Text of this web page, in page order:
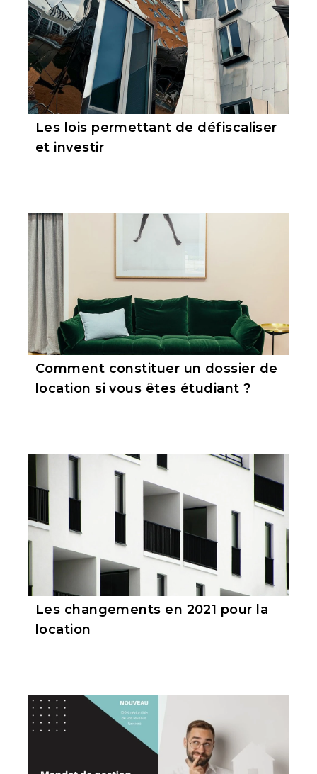
Les lois permettant de défiscaliser
et investir
Comment constituer un dossier de
location si vous êtes étudiant ?
Les changements en 2021 pour la
location